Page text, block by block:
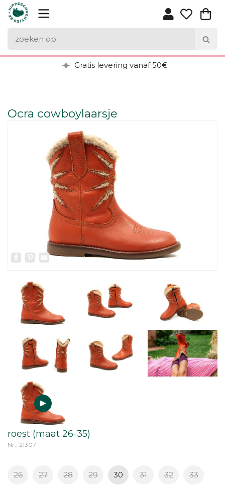
Gratis levering vanaf 50€
Ocra cowboylaarsje
Facebook
Pinterest
Email
roest (maat 26-35)
Nr.: 21307
26 27 28 29 30 31 32 33